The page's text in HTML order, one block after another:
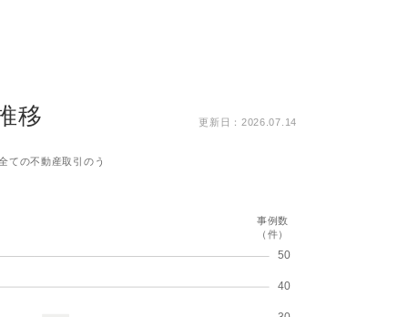
移 更新日：2026.07.14
ての不動産取引のう
事例数
（件）